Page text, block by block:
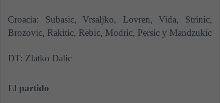
Croacia: Subasic, Vrsaljko, Lovren, Vida, Strinic,
Brozovic, Rakitic, Rebic, Modric, Persic y Mandzukic
DT: Zlatko Dalic
El partido